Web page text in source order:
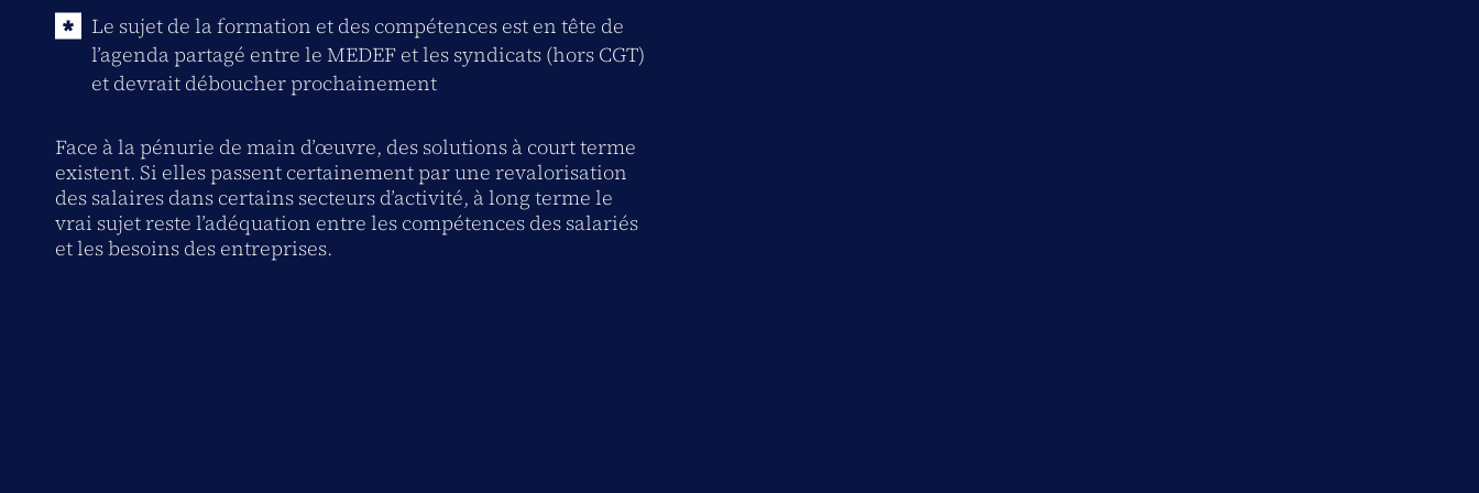
Le sujet de la formation et des compétences est en tête de
l’agenda partagé entre le MEDEF et les syndicats (hors CGT)
et devrait déboucher prochainement
Face à la pénurie de main d’œuvre, des solutions à court terme
existent. Si elles passent certainement par une revalorisation
des salaires dans certains secteurs d’activité, à long terme le
vrai sujet reste l’adéquation entre les compétences des salariés
et les besoins des entreprises.